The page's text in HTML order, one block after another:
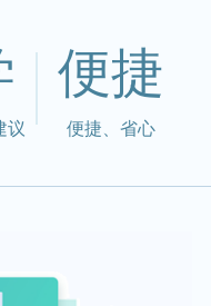
议
便捷
便捷、省心